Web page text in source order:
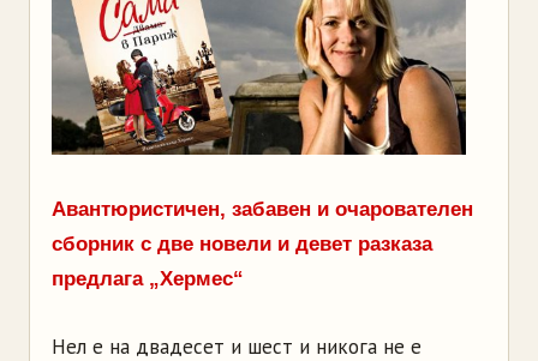
Авантюристичен, забавен и очарователен
сборник с две новели и девет разказа
предлага „Хермес“
Нел е на двадесет и шест и никога не е